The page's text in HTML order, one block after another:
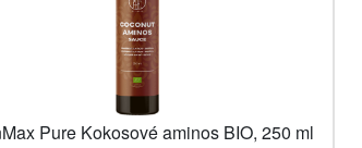
Pure Kokosové aminos BIO, 250 ml